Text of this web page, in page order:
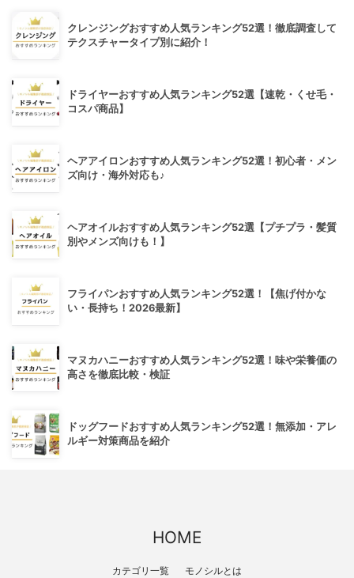
クレンジングおすすめ人気ランキング52選！徹底調査して
テクスチャータイプ別に紹介！
ドライヤーおすすめ人気ランキング52選【速乾・くせ毛・
コスパ商品】
ヘアアイロンおすすめ人気ランキング52選！初心者・メン
ズ向け・海外対応も♪
ヘアオイルおすすめ人気ランキング52選【プチプラ・髪質
別やメンズ向けも！】
フライパンおすすめ人気ランキング52選！【焦げ付かな
い・長持ち！2026最新】
マヌカハニーおすすめ人気ランキング52選！味や栄養価の
高さを徹底比較・検証
ドッグフードおすすめ人気ランキング52選！無添加・アレ
ルギー対策商品を紹介
HOME
カテゴリ一覧 モノシルとは